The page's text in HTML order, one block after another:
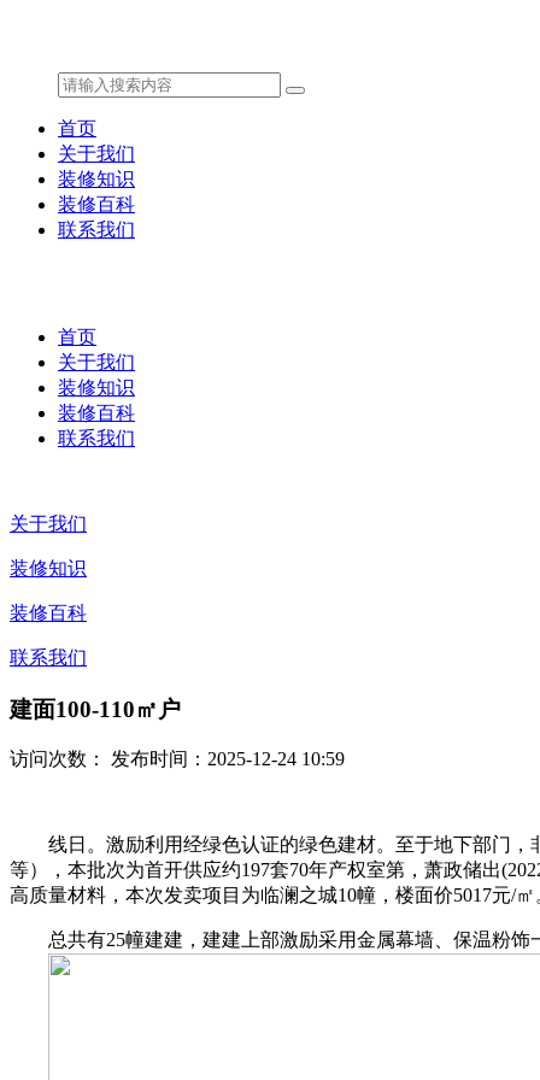
首页
关于我们
装修知识
装修百科
联系我们
首页
关于我们
装修知识
装修百科
联系我们
关于我们
装修知识
装修百科
联系我们
建面100-110㎡户
访问次数： 发布时间：2025-12-24 10:59
线日。激励利用经绿色认证的绿色建材。至于地下部门，
等），本批次为首开供应约197套70年产权室第，萧政储出
高质量材料，本次发卖项目为临澜之城10幢，楼面价5017元/
总共有25幢建建，建建上部激励采用金属幕墙、保温粉饰